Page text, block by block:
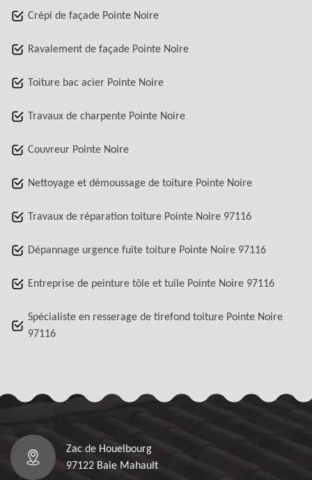
Crépi de façade Pointe Noire
Ravalement de façade Pointe Noire
Toiture bac acier Pointe Noire
Travaux de charpente Pointe Noire
Couvreur Pointe Noire
Nettoyage et démoussage de toiture Pointe Noire
Travaux de réparation toiture Pointe Noire 97116
Dépannage urgence fuite toiture Pointe Noire 97116
Entreprise de peinture tôle et tuile Pointe Noire 97116
Spécialiste en resserage de tirefond toiture Pointe Noire
97116
Zac de Houelbourg
97122 Baie Mahault